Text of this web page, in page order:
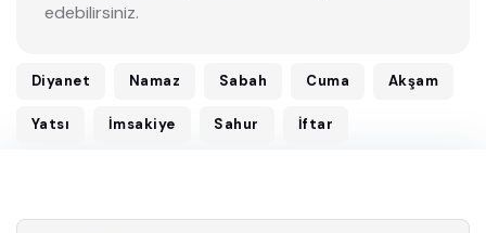
edebilirsiniz.
Diyanet Namaz Sabah Cuma Akşam
Yatsı İmsakiye Sahur İftar